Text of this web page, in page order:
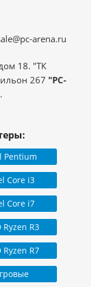
arena.ru
18. "ТК
267 "PC-
Pentium
Core i3
Core i7
Ryzen R3
Ryzen R7